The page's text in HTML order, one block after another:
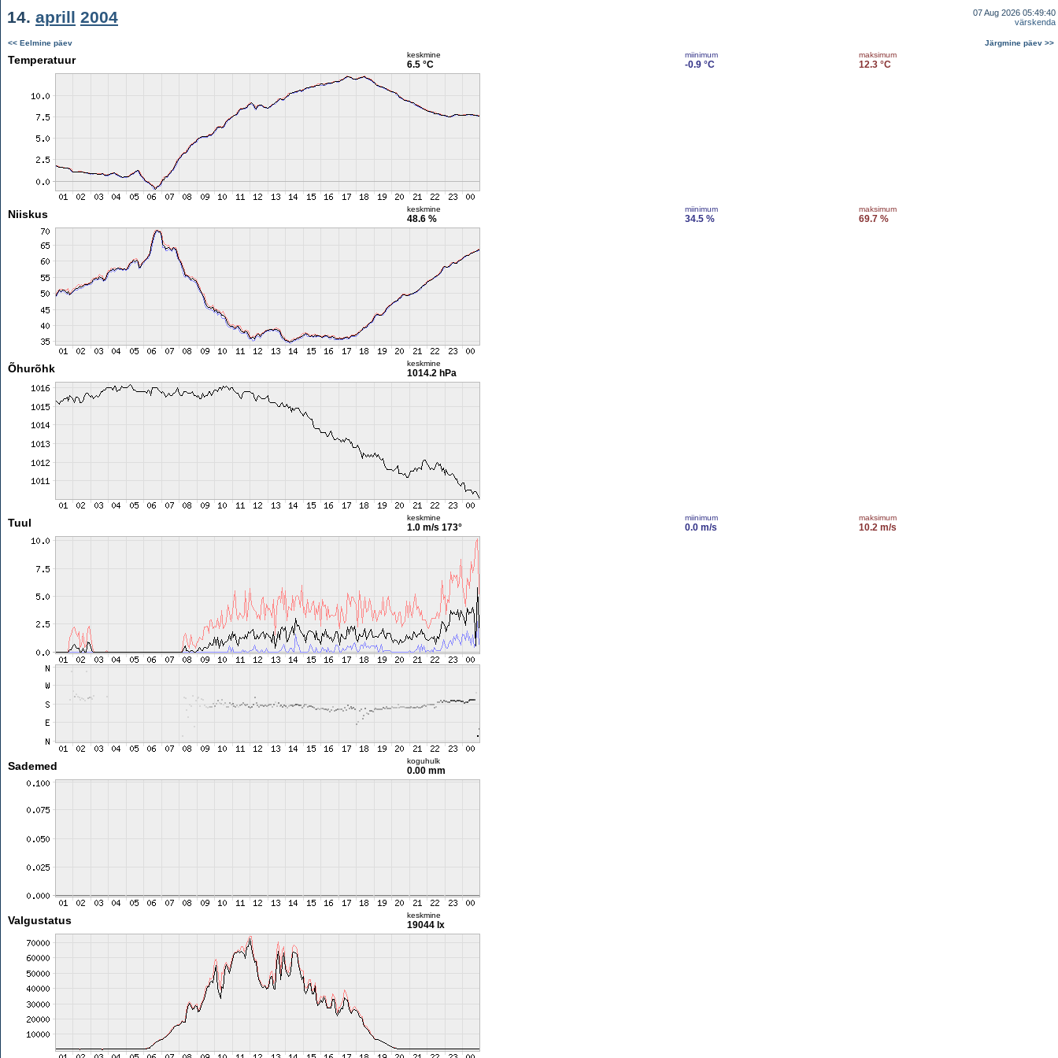
14. aprill 2004
07 Aug 2026 05:49:40
värskenda
<< Eelmine päev Järgmine päev >>
Temperatuur keskmine
6.5 °C
miinimum
-0.9 °C
maksimum
12.3 °C
Niiskus keskmine
48.6 %
miinimum
34.5 %
maksimum
69.7 %
Õhurõhk keskmine
1014.2 hPa
Tuul keskmine
1.0 m/s 173°
miinimum
0.0 m/s
maksimum
10.2 m/s
Sademed koguhulk
0.00 mm
Valgustatus keskmine
19044 lx